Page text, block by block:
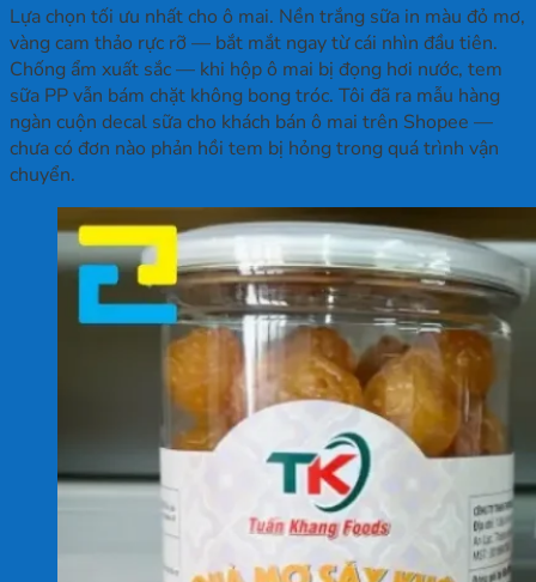
Lựa chọn tối ưu nhất cho ô mai. Nền trắng sữa in màu đỏ mơ,
vàng cam thảo rực rỡ — bắt mắt ngay từ cái nhìn đầu tiên.
Chống ẩm xuất sắc — khi hộp ô mai bị đọng hơi nước, tem
sữa PP vẫn bám chặt không bong tróc. Tôi đã ra mẫu hàng
ngàn cuộn decal sữa cho khách bán ô mai trên Shopee —
chưa có đơn nào phản hồi tem bị hỏng trong quá trình vận
chuyển.